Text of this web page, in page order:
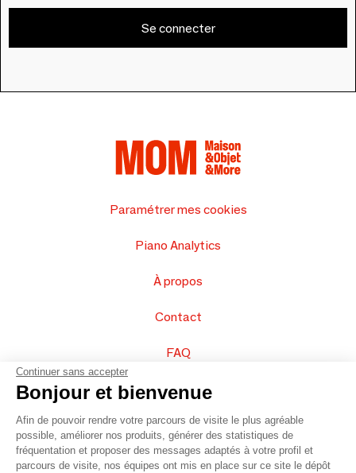
Se connecter
Paramétrer mes cookies
Piano Analytics
À propos
Contact
FAQ
Vendez vos produits
Plan du site
Continuer sans accepter
Bonjour et bienvenue
Afin de pouvoir rendre votre parcours de visite le plus agréable
possible, améliorer nos produits, générer des statistiques de
fréquentation et proposer des messages adaptés à votre profil et
parcours de visite, nos équipes ont mis en place sur ce site le dépôt